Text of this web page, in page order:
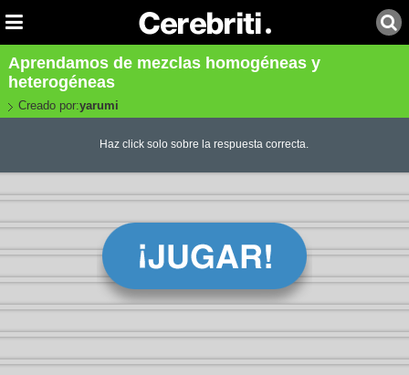
Aprendamos de mezclas homogéneas y
heterogéneas
Creado por:yarumi
Haz click solo sobre la respuesta correcta.